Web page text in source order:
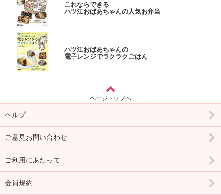
これならできる!
ハツ江おばあちゃんの人気お弁当
ハツ江おばあちゃんの
電子レンジでラクラクごはん
ページトップへ
ヘルプ
ご意見お問い合わせ
ご利用にあたって
会員規約